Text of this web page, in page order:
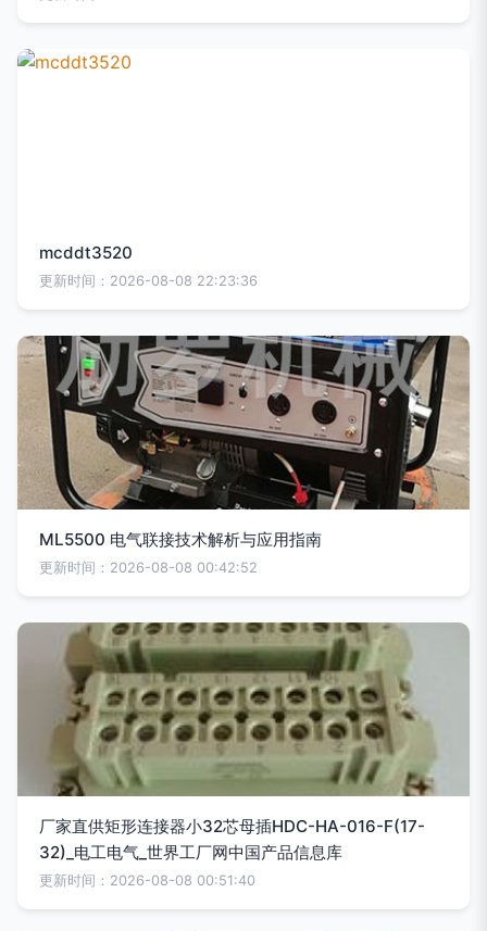
mcddt3520
更新时间：2026-08-08 22:23:36
ML5500 电气联接技术解析与应用指南
更新时间：2026-08-08 00:42:52
厂家直供矩形连接器小32芯母插HDC-HA-016-F(17-
32)_电工电气_世界工厂网中国产品信息库
更新时间：2026-08-08 00:51:40